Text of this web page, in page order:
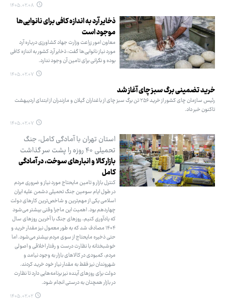
۱۴۰۵.۰۲.۰۸
ذخایر آرد به اندازه کافی برای نانوایی‌ها
موجود است
معاون امور زراعت وزارت جهاد کشاورزی درباره آرد
مورد نیاز نانوایی‌ها گفت: ذخایر آرد کشور به اندازه کافی
بوده و نگرانی برای تامین آن وجود ندارد.
۱۴۰۵.۰۲.۰۷
خرید تضمینی برگ سبز چای آغاز شد
رئیس سازمان چای کشور از خرید ۲۵۶ تن برگ سبز چای از باغداران گیلان و مازندران از ابتدای اردیبهشت
تاکنون خبر داد.
۱۴۰۵.۰۲.۰۷
استان تهران با آمادگی کامل، جنگ
تحمیلی ۴۰ روزه را پشت سر گذاشت
بازار کالا و انبارهای سوخت، در آمادگی
کامل
کنترل بازار و تامین مایحتاج مورد نیاز و ضروری مردم
در طول ایام سومین جنگ تحمیلی دشمن علیه ایران
اسلامی یکی از مهم‌ترین و شاخص‌ترین کارهای دولت
چهاردهم بود. اهمیت این ماجرا وقتی بیشتر می‌شود
که یادآوری کنیم، روزهای جنگ با آخرین روزهای سال
۱۴۰۴ مصادف شد که به طور معمول نیز مقدار خرید و
حتی ذخیره مایحتاج از سوی مردم بیشتر می‌شود. اما
خوشبختانه با نظارت درست و رفتار اخلاقی و اصولی
مردم، کمبودی در کالاهای بازار به وجود نیامد و
شهروندان نیز فقط به مقدار نیاز خود خرید کردند.
دولت برای روزهای آینده نیز برنامه‌هایی دارد تا نظارت
در بازار همچنان به درستی انجام شود.
۱۴۰۵.۰۲.۰۲